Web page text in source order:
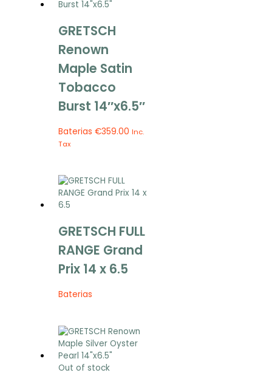
GRETSCH
Renown
Maple Satin
Tobacco
Burst 14″x6.5″
Baterias€359.00 Inc.
Tax
GRETSCH FULL
RANGE Grand
Prix 14 x 6.5
Baterias
Out of stock